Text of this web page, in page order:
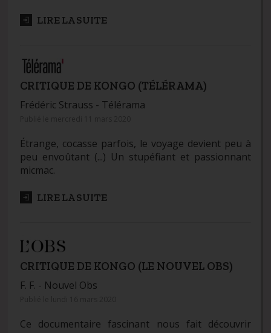
LIRE LA SUITE
CRITIQUE DE KONGO (TÉLÉRAMA)
Frédéric Strauss - Télérama
Étrange, cocasse parfois, le voyage devient peu à
peu envoûtant (...) Un stupéfiant et passionnant
micmac.
LIRE LA SUITE
CRITIQUE DE KONGO (LE NOUVEL OBS)
F. F. - Nouvel Obs
Ce documentaire fascinant nous fait découvrir